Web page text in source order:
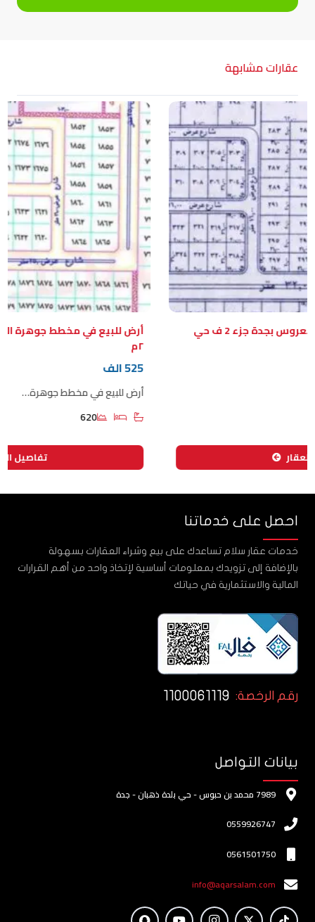
عقارات مشابهة
ارض للبيع في مخطط جوهرة العروس بجدة جزء 2 ف حي
أرض للبيع في مخطط جوهرة
525 الف
أرض للبيع في مخطط جوهرة…
620
تفاصيل العقار
احصل على خدماتنا
خدمات عقار سلام تساعدك على بيع وشراء العقارات بسهولة
بالإضافة إلى تزويدك بمعلومات أساسية لإتخاذ واحد من أهم القرارات
المالية والاستثمارية في حياتك
رقم الرخصة: 1100061119
بيانات التواصل
7989 محمد بن حبوس - حي بلدة ذهبان - جدة
0559926747
0561501750
info@aqarsalam.com